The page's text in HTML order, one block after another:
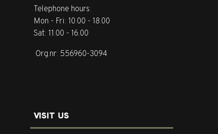
Telephone hours:
Mon - Fri: 10.00 - 18.00
Sat: 11.00 - 16.00
Org.nr: 556960-3094
VISIT US